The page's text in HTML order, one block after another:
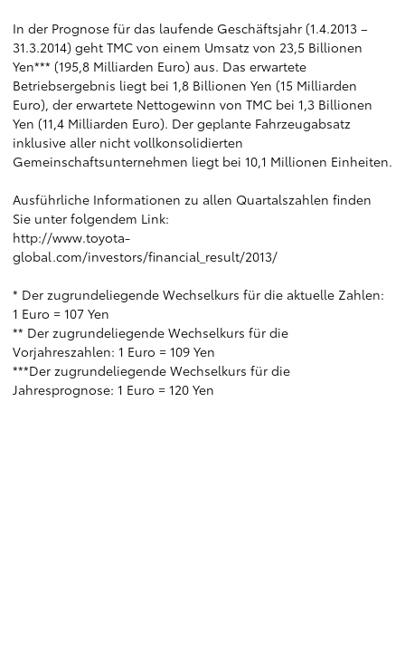
In der Prognose für das laufende Geschäftsjahr (1.4.2013 –
31.3.2014) geht TMC von einem Umsatz von 23,5 Billionen
Yen*** (195,8 Milliarden Euro) aus. Das erwartete
Betriebsergebnis liegt bei 1,8 Billionen Yen (15 Milliarden
Euro), der erwartete Nettogewinn von TMC bei 1,3 Billionen
Yen (11,4 Milliarden Euro). Der geplante Fahrzeugabsatz
inklusive aller nicht vollkonsolidierten
Gemeinschaftsunternehmen liegt bei 10,1 Millionen Einheiten.
Ausführliche Informationen zu allen Quartalszahlen finden
Sie unter folgendem Link:
http://www.toyota-
global.com/investors/financial_result/2013/
* Der zugrundeliegende Wechselkurs für die aktuelle Zahlen:
1 Euro = 107 Yen
** Der zugrundeliegende Wechselkurs für die
Vorjahreszahlen: 1 Euro = 109 Yen
***Der zugrundeliegende Wechselkurs für die
Jahresprognose: 1 Euro = 120 Yen